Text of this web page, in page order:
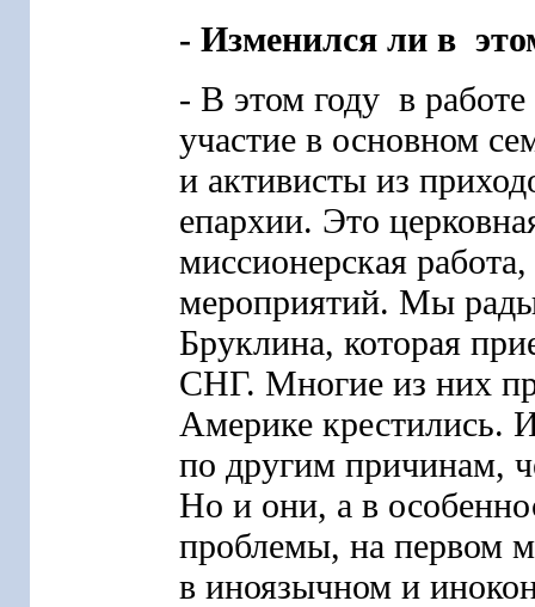
- Изменился ли в
- В этом году в
участие в основном
и активисты из
епархии. Это
миссионерская
мероприятий. Мы
Бруклина, которая
СНГ. Многие из них
Америке крестились.
по другим причинам,
Но и они, а в
проблемы, на первом
в иноязычном и